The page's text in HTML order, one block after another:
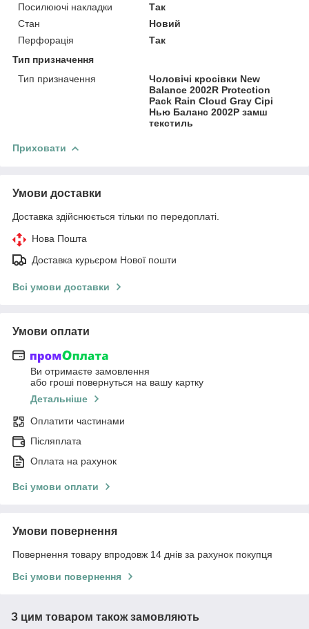
Посилюючі накладки
Так
Стан
Новий
Перфорація
Так
Тип призначення
Тип призначення
Чоловічі кросівки New
Balance 2002R Protection
Pack Rain Cloud Gray Сірі
Нью Баланс 2002Р замш
текстиль
Приховати
Умови доставки
Доставка здійснюється тільки по передоплаті.
Нова Пошта
Доставка курьєром Нової пошти
Всі умови доставки
Умови оплати
Ви отримаєте замовлення
або гроші повернуться на вашу картку
Детальніше
Оплатити частинами
Післяплата
Оплата на рахунок
Всі умови оплати
Умови повернення
Повернення товару впродовж 14 днів за рахунок покупця
Всі умови повернення
З цим товаром також замовляють